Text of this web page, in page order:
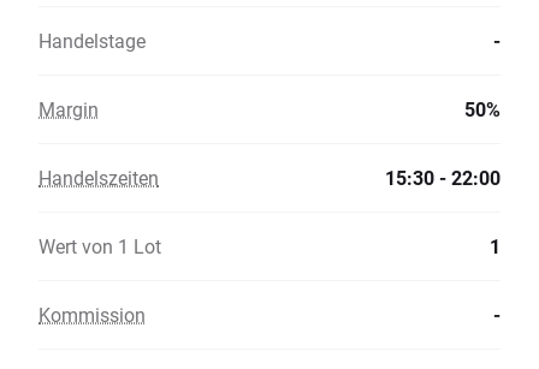
Handelstage -
Margin 50%
Handelszeiten 15:30 - 22:00
Wert von 1 Lot 1
Kommission -